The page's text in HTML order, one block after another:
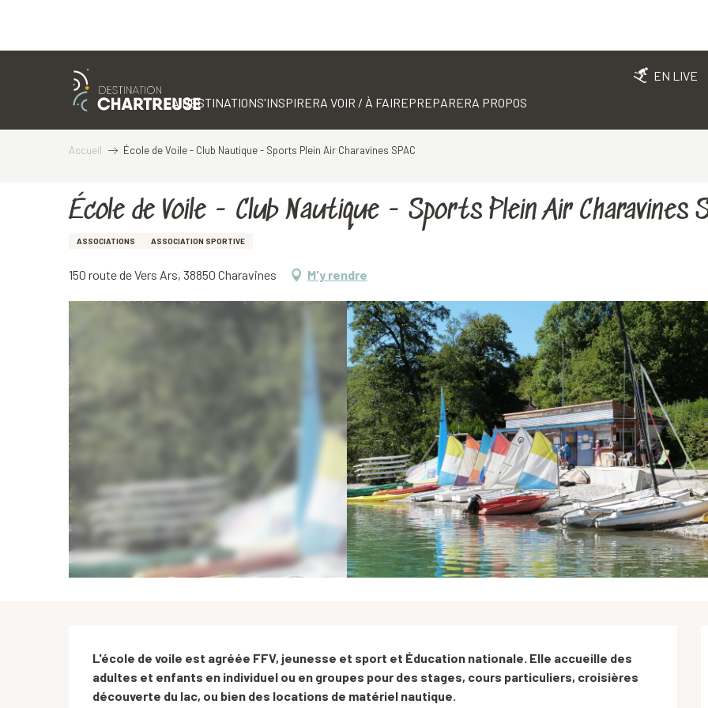
EN LIVE
LA DESTINATIONS'INSPIRERA VOIR / À FAIREPREPARERA PROPOS
Accueil École de Voile - Club Nautique - Sports Plein Air Charavines SPAC
École de Voile - Club Nautique - Sports Plein Air Charavines
ASSOCIATIONS ASSOCIATION SPORTIVE
150 route de Vers Ars, 38850 Charavines M'y rendre
Description
L'école de voile est agréée FFV, jeunesse et sport et Éducation nationale. Elle accueille des
adultes et enfants en individuel ou en groupes pour des stages, cours particuliers, croisières
découverte du lac, ou bien des locations de matériel nautique.